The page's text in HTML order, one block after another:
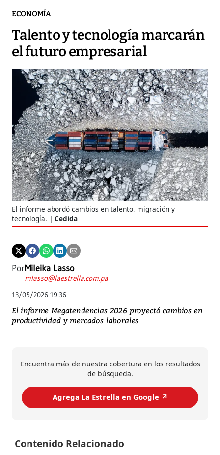
ECONOMÍA
Talento y tecnología marcarán
el futuro empresarial
El informe abordó cambios en talento, migración y
tecnología.
Cedida
PorMileika Lasso
mlasso@laestrella.com.pa
13/05/2026 19:36
El informe Megatendencias 2026 proyectó cambios en
productividad y mercados laborales
Encuentra más de nuestra cobertura en los resultados
de búsqueda.
Agrega La Estrella en Google ↗️